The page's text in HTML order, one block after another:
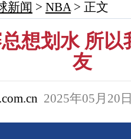
新闻 > NBA> 正文
想划水 所
友
2025年05月20